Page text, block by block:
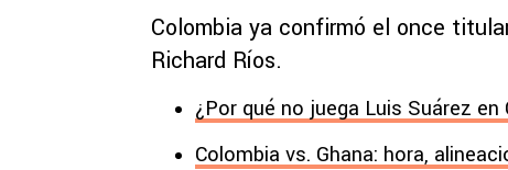
Colombia ya confirmó el once
Richard Ríos.
¿Por qué no juega Luis Suárez
Colombia vs. Ghana: hora,